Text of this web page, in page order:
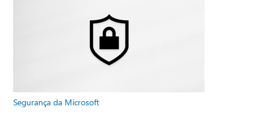
Segurança da Microsoft